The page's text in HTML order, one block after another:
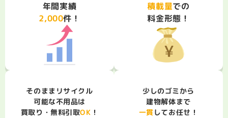
年間実績
2,000件！
積載量での
料金形態！
そのままリサイクル
可能な不用品は
買取り・無料引取OK ！
少しのゴミから
建物解体まで
一貫してお任せ！